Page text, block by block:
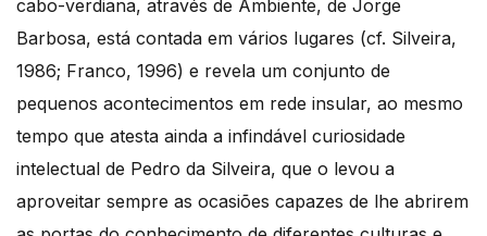
cabo-verdiana, através de Ambiente, de Jorge
Barbosa, está contada em vários lugares (cf. Silveira,
1986; Franco, 1996) e revela um conjunto de
pequenos acontecimentos em rede insular, ao mesmo
tempo que atesta ainda a infindável curiosidade
intelectual de Pedro da Silveira, que o levou a
aproveitar sempre as ocasiões capazes de lhe abrirem